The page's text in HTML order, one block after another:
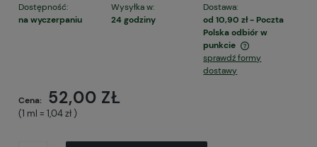
Dostępność:
na wyczerpaniu
Wysyłka w:
24 godziny
Dostawa:
od 10,90 zł- Poczta
Polska odbiór w
punkcie
Cena nie zawiera ewentualnych kosztów płatności
sprawdź formy
dostawy
Cena: 52,00 ZŁ
(1 ml = 1,04 zł )